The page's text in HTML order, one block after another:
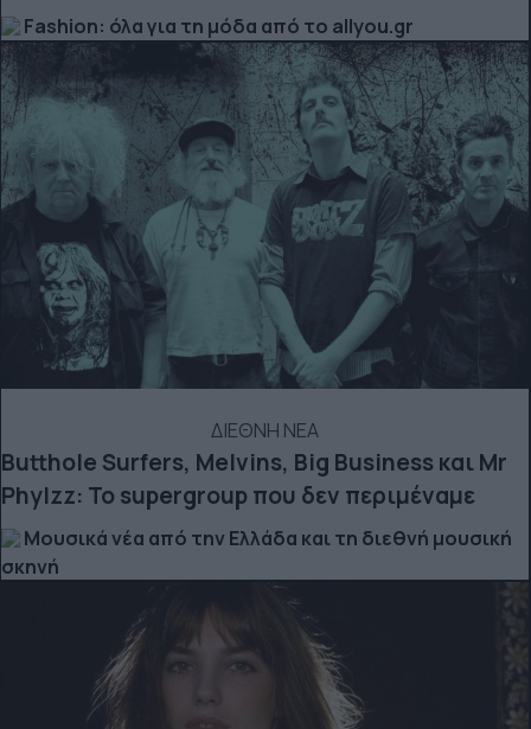
Fashion: όλα για τη μόδα από το allyou.gr
ΔΙΕΘΝΗ ΝΕΑ
Butthole Surfers, Melvins, Big Business και Mr
Phylzz: Το supergroup που δεν περιμέναμε
Μουσικά νέα από την Ελλάδα και τη διεθνή μουσική
σκηνή